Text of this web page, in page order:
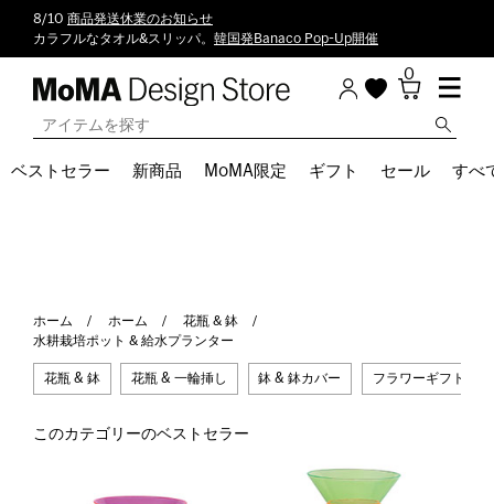
8/10 商品発送休業のお知らせ
カラフルなタオル&スリッパ。 韓国発Banaco Pop-Up開催
0
ベストセラー 新商品 MoMA限定 ギフト セール すべ
ホーム ホーム
花瓶 & 鉢
水耕栽培ポット & 給水プランター
花瓶 & 鉢 花瓶 & 一輪挿し 鉢 & 鉢カバー フラワーギフトチケ
このカテゴリーのベストセラー